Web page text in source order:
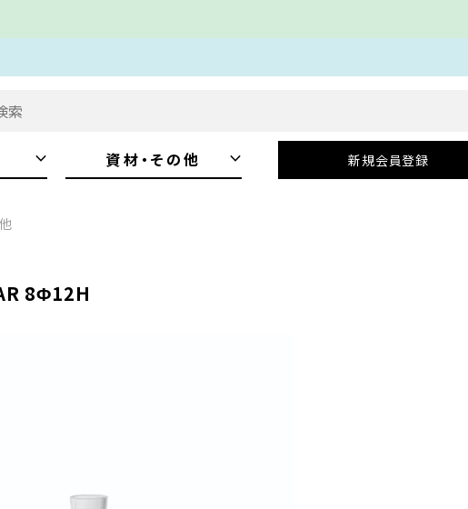
keyboard_arrow_down 資材・その他 keyboard_arrow_down 新規会員登録
8Φ12H